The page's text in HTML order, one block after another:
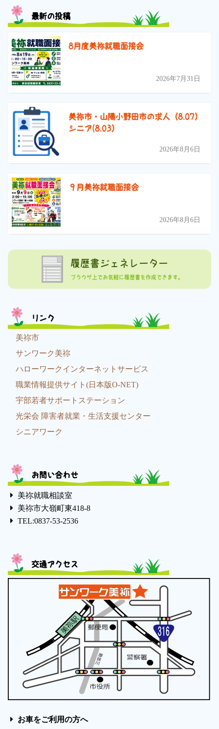
最新の投稿
8月度美祢就職面接会
2026年7月31日
美祢市・山陽小野田市の求人（8.07）
シニア(8.03）
2026年8月6日
９月美祢就職面接会
2026年8月6日
履歴書ジェネレーター
ブラウザ上でお気軽に履歴書を作成できます。
リンク
美祢市
サンワーク美祢
ハローワークインターネットサービス
職業情報提供サイト(日本版O-NET)
宇部若者サポートステーション
光栄会 障害者就業・生活支援センター
シニアワーク
お問い合わせ
美祢就職相談室
美祢市大嶺町東418-8
TEL:0837-53-2536
交通アクセス
お車をご利用の方へ